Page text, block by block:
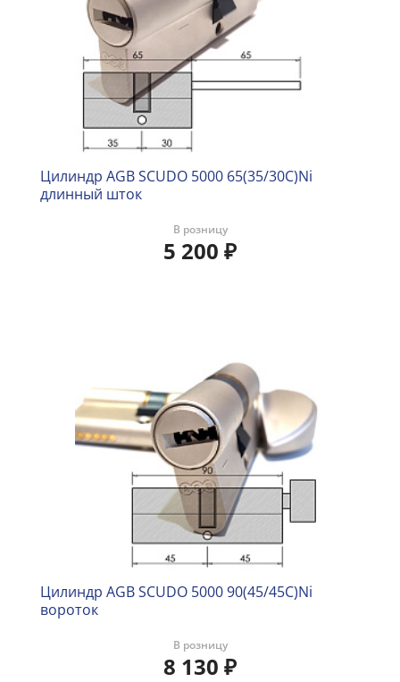
Цилиндр AGB SCUDO 5000 65(35/30C)Ni
длинный шток
В розницу
5 200 ₽
Цилиндр AGB SCUDO 5000 90(45/45C)Ni
вороток
В розницу
8 130 ₽